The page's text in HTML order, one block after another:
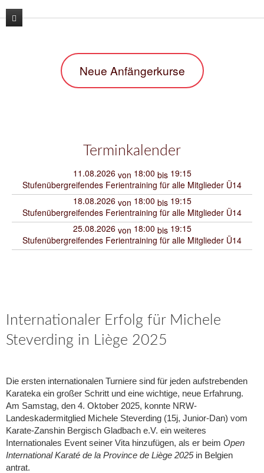
Neue Anfängerkurse
Terminkalender
11.08.2026von 18:00 bis 19:15
Stufenübergreifendes Ferientraining für alle Mitglieder Ü14
18.08.2026von 18:00 bis 19:15
Stufenübergreifendes Ferientraining für alle Mitglieder Ü14
25.08.2026von 18:00 bis 19:15
Stufenübergreifendes Ferientraining für alle Mitglieder Ü14
Internationaler Erfolg für Michele
Steverding in Liège 2025
Die ersten internationalen Turniere sind für jeden aufstrebenden
Karateka ein großer Schritt und eine wichtige, neue Erfahrung.
Am Samstag, den 4. Oktober 2025, konnte NRW-
Landeskadermitglied Michele Steverding (15j, Junior-Dan) vom
Karate-Zanshin Bergisch Gladbach e.V. ein weiteres
Internationales Event seiner Vita hinzufügen, als er beim Open
International Karaté de la Province de Liège 2025in Belgien
antrat.
Termine
Mitglieder-werben-Mitglieder
Downloads / Anmeldeformular
Anfängerkurse
Shop